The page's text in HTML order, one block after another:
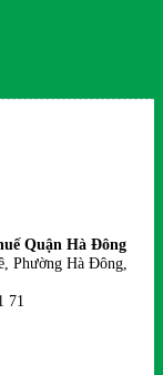
Quận Hà Đông
Phường Hà Đông,
71